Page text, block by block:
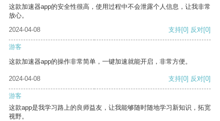
这款加速器app的安全性很高，使用过程中不会泄露个人信息，让我非常
放心。
2024-04-08
支持[0] 反对[0]
游客
这款加速器app的操作非常简单，一键加速就能开启，非常方便。
2024-04-08 支持[0] 反对[0]
游客
这款app是我学习路上的良师益友，让我能够随时随地学习新知识，拓宽
视野。